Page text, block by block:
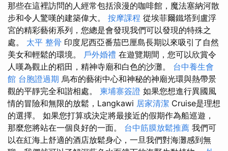
那些在這裡訪問的人經常包括浪漫的咖啡館，魔法塞納河散
步和令人驚嘆的建築偉大。 按摩課程 從埃菲爾鐵塔到盧浮
宮的精彩藝術系列，您總是會發現我們可以發現的特殊之
處。 太平 整骨 印度尼西亞番茄巴厘島長期以來吸引了自然
美女和輕鬆的環境。 戶外婚禮 在遊覽期間，您可以欣賞令
人嘆為觀止的稻田，精神寺廟和白色的沙灘。 台中養生會
館 台胞證過期 烏布的藝術中心和神秘的神廟光環與熱帶景
觀的平靜完全和諧相處。 柬埔寨簽證 如果您想進行異國風
情的冒險和無限的放鬆，Langkawi 居家清潔 Cruise是理想
的選擇。 如果您打算或決定將最接近的假期作為船巡遊，
那麼您將站在一個良好的一面。 台中筋膜放鬆推薦 我們可
以在紅海上舒適的酒店放鬆身心，一旦我們對海灘感到無